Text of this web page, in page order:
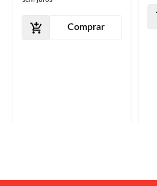
Comprar